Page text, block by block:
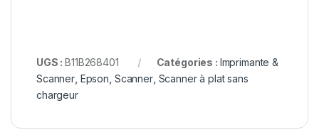
UGS :B11B268401 Catégories : Imprimante &
Scanner Epson Scanner, Scanner à plat sans
chargeur